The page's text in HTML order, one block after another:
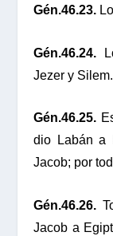
Gén.46.23.
Gén.46.24.
Jezer y Silem.
Gén.46.25.
dio Labán a
Jacob; por
Gén.46.26.
Jacob a